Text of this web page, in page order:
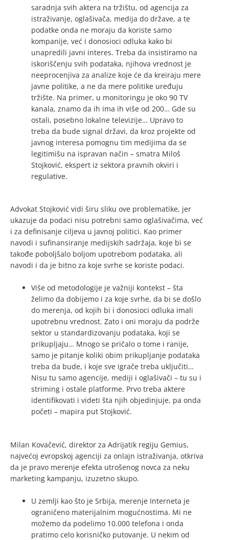
saradnja svih aktera na tržištu, od agencija za
istraživanje, oglašivača, medija do države, a te
podatke onda ne moraju da koriste samo
kompanije, već i donosioci odluka kako bi
unapredili javni interes. Treba da insistiramo na
iskoriščenju svih podataka, njihova vrednost je
neeprocenjiva za analize koje će da kreiraju mere
javne politike, a ne da mere politike uređuju
tržište. Na primer, u monitoringu je oko 90 TV
kanala, znamo da ih ima ih više od 200… Gde su
ostali, posebno lokalne televizije… Upravo to
treba da bude signal državi, da kroz projekte od
javnog interesa pomognu tim medijima da se
legitimišu na ispravan način – smatra Miloš
Stojković, ekspert iz sektora pravnih okviri i
regulative.
Advokat Stojković vidi širu sliku ove problematike, jer
ukazuje da podaci nisu potrebni samo oglašivačima, već
i za definisanje ciljeva u javnoj politici. Kao primer
navodi i sufinansiranje medijskih sadržaja, koje bi se
takođe poboljšalo boljom upotrebom podataka, ali
navodi i da je bitno za koje svrhe se koriste podaci.
Više od metodologije je važniji kontekst – šta
želimo da dobijemo i za koje svrhe, da bi se došlo
do merenja, od kojih bi i donosioci odluka imali
upotrebnu vrednost. Zato i oni moraju da podrže
sektor u standardizovanju podataka, koji se
prikupljaju… Mnogo se pričalo o tome i ranije,
samo je pitanje koliki obim prikupljanje podataka
treba da bude, i koje sve igrače treba uključiti…
Nisu tu samo agencije, mediji i oglašivači – tu su i
striming i ostale platforme. Prvo treba aktere
identifikovati i videti šta njih objedinjuje, pa onda
početi – mapira put Stojković.
Milan Kovačević, direktor za Adrijatik regiju Gemius,
najvećoj evropskoj agenciji za onlajn istraživanja, otkriva
da je pravo merenje efekta utrošenog novca za neku
marketing kampanju, izuzetno skupo.
U zemlji kao što je Srbija, merenje Interneta je
ograničeno materijalnim mogućnostima. Mi ne
možemo da podelimo 10.000 telefona i onda
pratimo celo korisničko putovanje. U nekim od